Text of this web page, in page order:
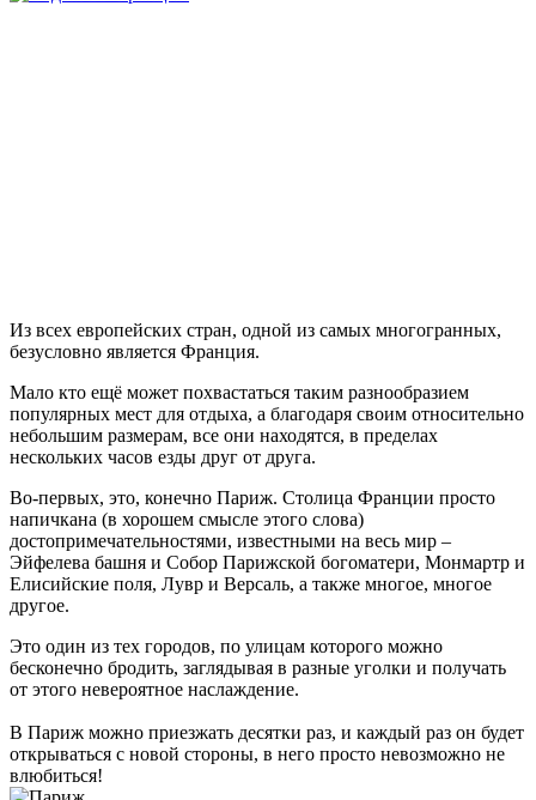
Из всех европейских стран, одной из самых многогранных,
безусловно является Франция.
Мало кто ещё может похвастаться таким разнообразием
популярных мест для отдыха, а благодаря своим относительно
небольшим размерам, все они находятся, в пределах
нескольких часов езды друг от друга.
Во-первых, это, конечно Париж. Столица Франции просто
напичкана (в хорошем смысле этого слова)
достопримечательностями, известными на весь мир –
Эйфелева башня и Собор Парижской богоматери, Монмартр и
Елисийские поля, Лувр и Версаль, а также многое, многое
другое.
Это один из тех городов, по улицам которого можно
бесконечно бродить, заглядывая в разные уголки и получать
от этого невероятное наслаждение.
В Париж можно приезжать десятки раз, и каждый раз он будет
открываться с новой стороны, в него просто невозможно не
влюбиться!